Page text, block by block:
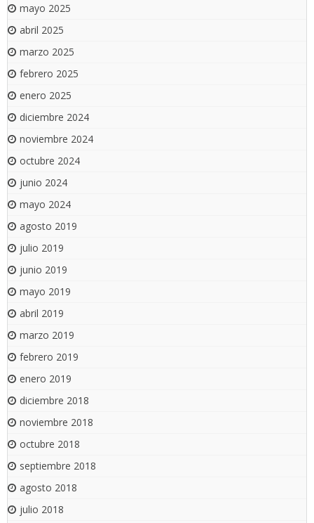
mayo 2025
abril 2025
marzo 2025
febrero 2025
enero 2025
diciembre 2024
noviembre 2024
octubre 2024
junio 2024
mayo 2024
agosto 2019
julio 2019
junio 2019
mayo 2019
abril 2019
marzo 2019
febrero 2019
enero 2019
diciembre 2018
noviembre 2018
octubre 2018
septiembre 2018
agosto 2018
julio 2018